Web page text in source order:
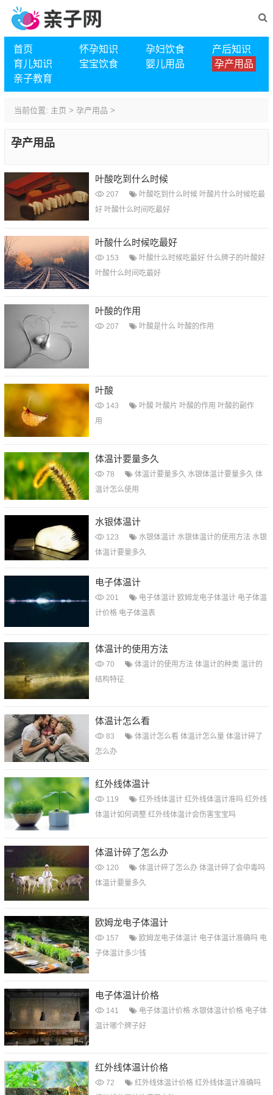
首页 怀孕知识 孕妇饮食
产后知识
育儿知识
宝宝饮食 婴儿用品
孕产用品
亲子教育
当前位置: 主页 > 孕产用品 >
孕产用品
叶酸吃到什么时候
207 叶酸吃到什么时候 叶酸片什么时候吃最
好 叶酸什么时间吃最好
叶酸什么时候吃最好
153 叶酸什么时候吃最好 什么牌子的叶酸好
叶酸什么时间吃最好
叶酸的作用
207 叶酸是什么 叶酸的作用
叶酸
143 叶酸 叶酸片 叶酸的作用 叶酸的副作
用
体温计要量多久
78 体温计要量多久 水银体温计要量多久 体
温计怎么使用
水银体温计
123 水银体温计 水银体温计的使用方法 水银
体温计要量多久
电子体温计
201 电子体温计 欧姆龙电子体温计 电子体温
计价格 电子体温表
体温计的使用方法
70 体温计的使用方法 体温计的种类 温计的
结构特征
体温计怎么看
83 体温计怎么看 体温计怎么量 体温计碎了
怎么办
红外线体温计
119 红外线体温计 红外线体温计准吗 红外线
体温计如何调整 红外线体温计会伤害宝宝吗
体温计碎了怎么办
120 体温计碎了怎么办 体温计碎了会中毒吗
体温计要量多久
欧姆龙电子体温计
157 欧姆龙电子体温计 电子体温计准确吗 电
子体温计多少钱
电子体温计价格
141 电子体温计价格 水银体温计价格 电子体
温计哪个牌子好
红外线体温计价格
72 红外线体温计价格 红外线体温计准确吗